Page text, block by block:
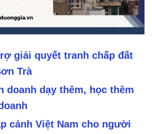
giải quyết tranh chấp đất
Trà
doanh dạy thêm, học thêm
cảnh Việt Nam cho người